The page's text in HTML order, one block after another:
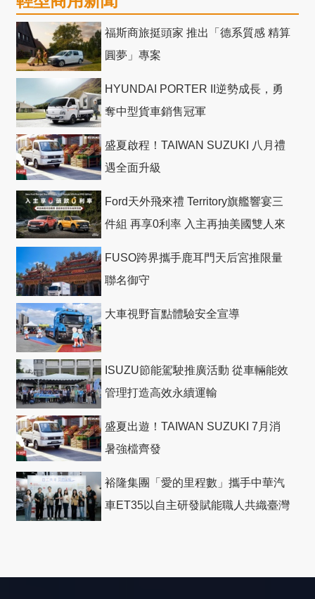
福斯商旅挺頭家 推出「德系質感 精算
圓夢」專案
HYUNDAI PORTER II逆勢成長，勇
奪中型貨車銷售冠軍
盛夏啟程！TAIWAN SUZUKI 八月禮
遇全面升級
Ford天外飛來禮 Territory旗艦響宴三
件組 再享0利率 入主再抽美國雙人來
FUSO跨界攜手鹿耳門天后宮推限量
聯名御守
大車視野盲點體驗安全宣導
ISUZU節能駕駛推廣活動 從車輛能效
管理打造高效永續運輸
盛夏出遊！TAIWAN SUZUKI 7月消
暑強檔齊發
裕隆集團「愛的里程數」攜手中華汽
車ET35以自主研發賦能職人共織臺灣